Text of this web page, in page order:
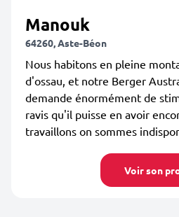
Manouk
64260, Aste-Béon
Nous habitons en pleine
d'ossau, et notre Berger
demande énormément de
ravis qu'il puisse en avoir
travaillons on sommes
Voir son